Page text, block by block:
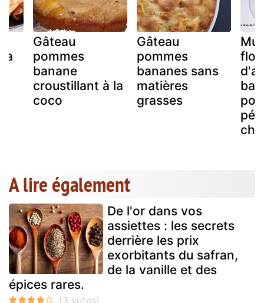
Gâteau
pommes
banane
croustillant à la
coco
Gâteau
pommes
bananes sans
matières
grasses
A lire également
De l'or dans vos
assiettes : les secrets
derrière les prix
exorbitants du safran,
de la vanille et des
épices rares.